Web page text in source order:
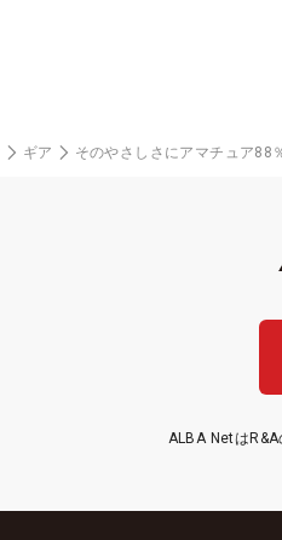
ギア そのやさしさにアマチュア88
ALBA Netは